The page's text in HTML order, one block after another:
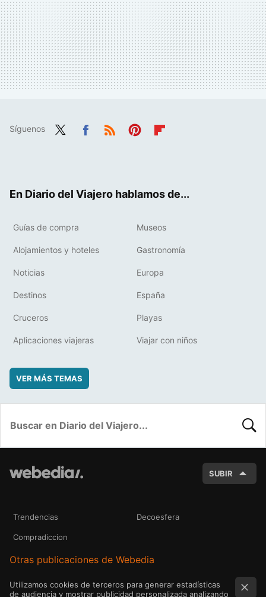
Síguenos
En Diario del Viajero hablamos de...
Guías de compra Museos
Alojamientos y hoteles Gastronomía
Noticias Europa
Destinos España
Cruceros Playas
Aplicaciones viajeras Viajar con niños
VER MÁS TEMAS
SUBIR
Trendencias Decoesfera
Compradiccion
Otras publicaciones de Webedia
Utilizamos cookies de terceros para generar estadísticas
de audiencia y mostrar publicidad personalizada analizando